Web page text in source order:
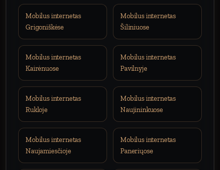
Mobilus internetas
Grigoniškėse
Mobilus internetas
Šiliniuose
Mobilus internetas
Kairėnuose
Mobilus internetas
Pavilnyje
Mobilus internetas
Rukloje
Mobilus internetas
Naujininkuose
Mobilus internetas
Naujamiesčioje
Mobilus internetas
Paneriųose